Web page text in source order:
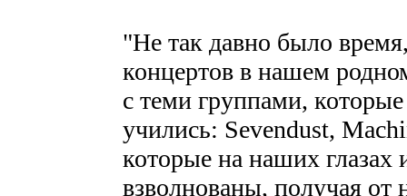
"Не так давно было
концертов в нашем
с теми группами,
учились: Sevendust,
которые на наших
взволнованы, получая от